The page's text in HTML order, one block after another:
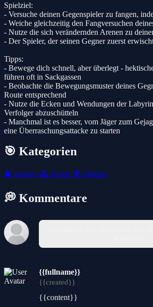
Spielziel:
- Versuche deinen Gegenspieler zu fangen,
- Weiche gleichzeitig den Fangversuchen
- Nutze die sich verändernden Arenen zu
- Der Spieler, der seinen Gegner zuerst
Tipps:
- Bewege dich schnell, aber überlegt -
führen oft in Sackgassen
- Beobachte die Bewegungsmuster deines
Route entsprechend
- Nutze die Ecken und Wendungen der
Verfolger abzuschütteln
- Manchmal ist es besser, vom Jäger zum
eine Überraschungsattacke zu starten
🎯 Kategorien
🧠 strategy 🕹️ arcade 🥊 fighting
💭 Kommentare
{{fullname}}
{{created}}
{{content}}